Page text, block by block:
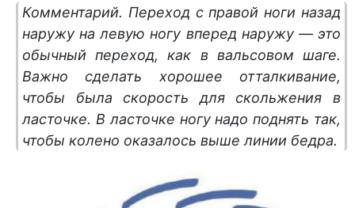
Комментарий. Переход с правой ноги назад
наружу на левую ногу вперед наружу — это
обычный переход, как в вальсовом шаге.
Важно сделать хорошее отталкивание,
чтобы была скорость для скольжения в
ласточке. В ласточке ногу надо поднять так,
чтобы колено оказалось выше линии бедра.